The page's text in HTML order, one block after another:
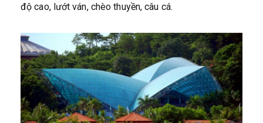
độ cao, lướt ván, chèo thuyền, câu cá.